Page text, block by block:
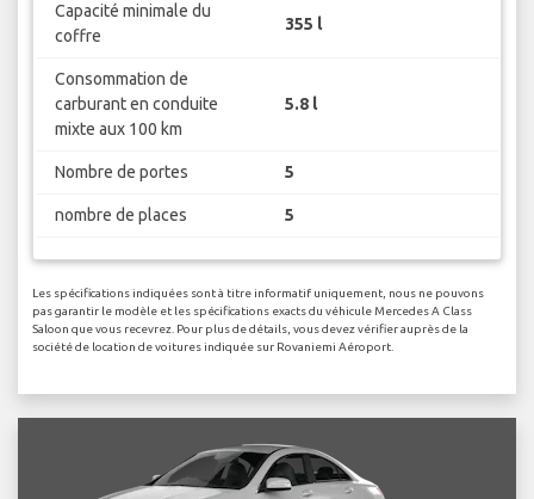
Capacité minimale du
coffre
355 l
Consommation de
carburant en conduite
mixte aux 100 km
5.8 l
Nombre de portes 5
nombre de places 5
Les spécifications indiquées sont à titre informatif uniquement, nous ne pouvons
pas garantir le modèle et les spécifications exacts du véhicule Mercedes A Class
Saloon que vous recevrez. Pour plus de détails, vous devez vérifier auprès de la
société de location de voitures indiquée sur Rovaniemi Aéroport.